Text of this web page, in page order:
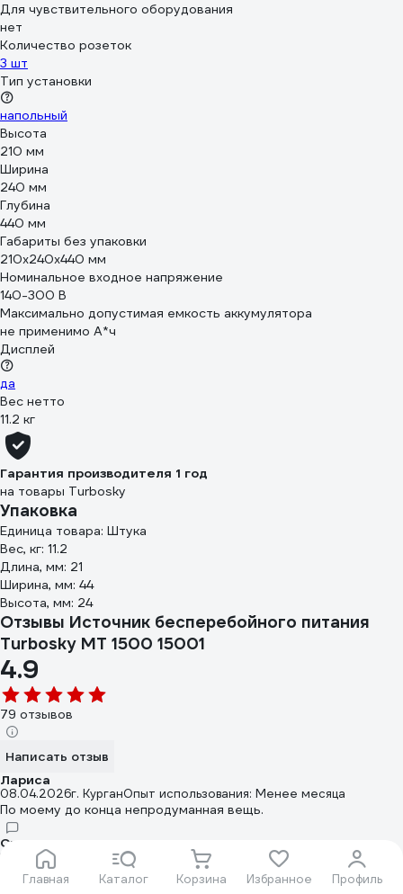
Главная Каталог Корзина Избранное Профиль
Для чувствительного оборудования
нет
Количество розеток
3 шт
Тип установки
напольный
Высота
210 мм
Ширина
240 мм
Глубина
440 мм
Габариты без упаковки
210x240x440 мм
Номинальное входное напряжение
140-300 В
Максимально допустимая емкость аккумулятора
не применимо А*ч
Дисплей
да
Вес нетто
11.2 кг
Гарантия производителя 1 год
на товары Turbosky
Упаковка
Единица товара: Штука
Вес, кг: 11.2
Длина, мм: 21
Ширина, мм: 44
Высота, мм: 24
Отзывы Источник бесперебойного питания
Turbosky MT 1500 15001
4.9
79 отзывов
Написать отзыв
Лариса
08.04.2026г. КурганОпыт использования: Менее месяца
По моему до конца непродуманная вещь.
Станислав
18.07.2025 г. МоскваОпыт использования: Менее месяца
Великолепный недорогой бесперебойник